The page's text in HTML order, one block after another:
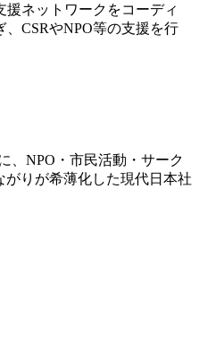
ネットワークをコーディ
CSRやNPO等の支援を行
、NPO・市民活動・サーク
りが希薄化した現代日本社